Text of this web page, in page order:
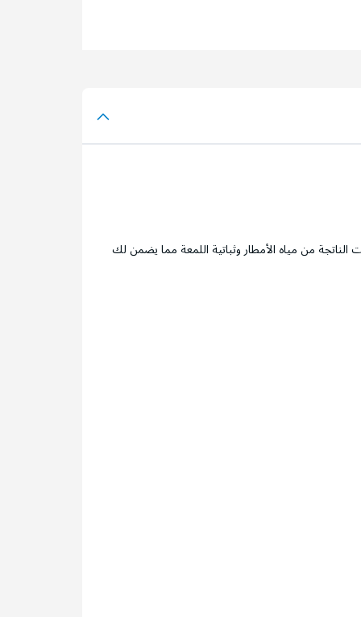
الناتجة من مياه الأمطار وثباتية اللمعة مما يضمن لك